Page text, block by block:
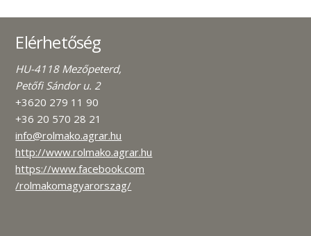
Elérhetőség
HU-4118 Mezőpeterd,
Petőfi Sándor u. 2
+3620 279 11 90
+36 20 570 28 21
info@rolmako.agrar.hu
http://www.rolmako.agrar.hu
https://www.facebook.com
/rolmakomagyarorszag/